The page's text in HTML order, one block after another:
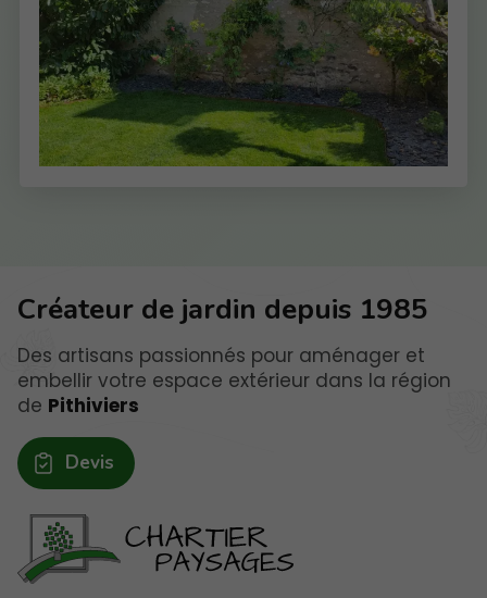
Créateur de jardin depuis 1985
Des artisans passionnés pour aménager et
embellir votre espace extérieur dans la région
de Pithiviers
Devis